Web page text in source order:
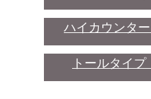
ハイカウンタ
トールタイ